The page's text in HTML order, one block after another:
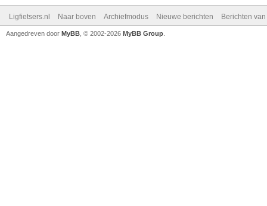
Ligfietsers.nl Naar boven Archiefmodus Nieuwe berichten Berichten
Aangedreven door MyBB , © 2002-2026 MyBB Group